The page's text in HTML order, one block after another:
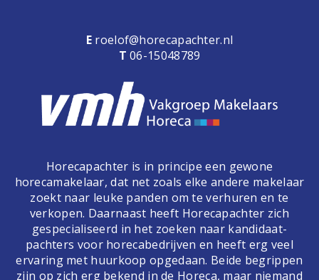
E roelof@horecapachter.nl
T 06-15048789
Horecapachter is in principe een gewone
horecamakelaar, dat net zoals elke andere makelaar
zoekt naar leuke panden om te verhuren en te
verkopen. Daarnaast heeft Horecapachter zich
gespecialiseerd in het zoeken naar kandidaat-
pachters voor horecabedrijven en heeft erg veel
ervaring met huurkoop opgedaan. Beide begrippen
zijn op zich erg bekend in de Horeca, maar niemand